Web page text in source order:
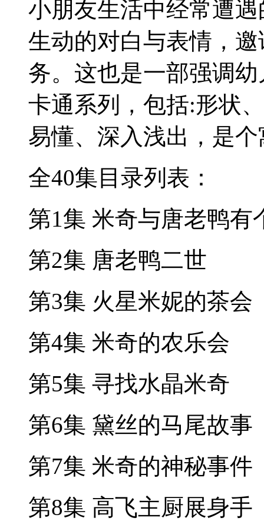
小朋友生活中经常遭
生动的对白与表情，
务。这也是一部强调
卡通系列，包括:形状
易懂、深入浅出，是
全40集目录列表：
第1集 米奇与唐老鸭有
第2集 唐老鸭二世
第3集 火星米妮的茶会
第4集 米奇的农乐会
第5集 寻找水晶米奇
第6集 黛丝的马尾故事
第7集 米奇的神秘事件
第8集 高飞主厨展身手